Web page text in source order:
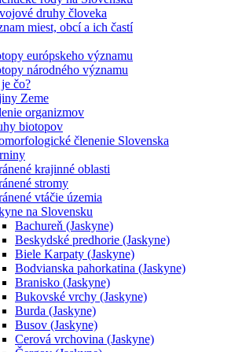
druhy človeka
miest, obcí a ich častí
európskeho významu
národného významu
čo?
Zeme
organizmov
biotopov
členenie Slovenska
krajinné oblasti
stromy
vtáčie územia
na Slovensku
Bachureň (Jaskyne)
Beskydské predhorie (Jaskyne)
Biele Karpaty (Jaskyne)
Bodvianska pahorkatina (Jaskyne)
Branisko (Jaskyne)
Bukovské vrchy (Jaskyne)
Burda (Jaskyne)
Busov (Jaskyne)
Cerová vrchovina (Jaskyne)